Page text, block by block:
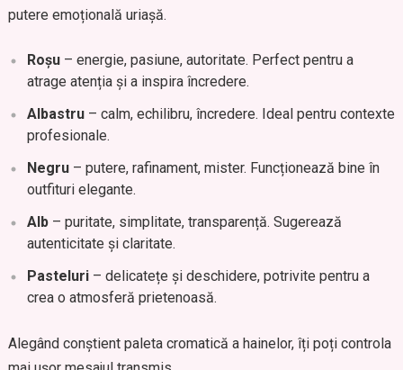
putere emoțională uriașă.
Roșu– energie, pasiune, autoritate. Perfect pentru a
atrage atenția și a inspira încredere.
Albastru– calm, echilibru, încredere. Ideal pentru contexte
profesionale.
Negru– putere, rafinament, mister. Funcționează bine în
outfituri elegante.
Alb– puritate, simplitate, transparență. Sugerează
autenticitate și claritate.
Pasteluri– delicatețe și deschidere, potrivite pentru a
crea o atmosferă prietenoasă.
Alegând conștient paleta cromatică a hainelor, îți poți controla